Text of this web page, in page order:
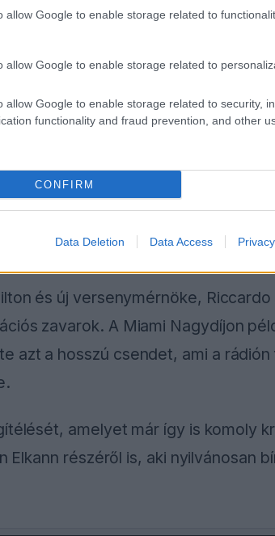
allow Google to enable storage related to
allow Google to enable storage related to
allow Google to enable storage related to security,
functionality and fraud prevention, and other
CONFIRM
Data Deletion Data Access
szükségük lenne egy
árnyalni a képet, és
vagyok benne biztos, hogy
hívva, és ő sem jelezte rádión, hogy
és új versenymérnöke, Riccardo
zavarok. A Miami Nagydíjon
azt a hosszú csendet, ami a
amelyet már így is komoly
részéről is, aki nyilvánosan